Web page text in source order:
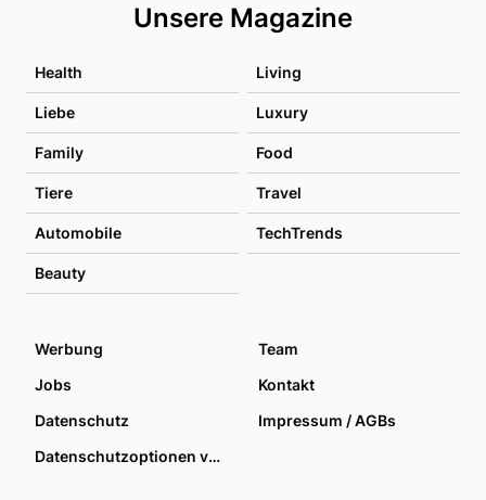
Unsere Magazine
Health Living
Liebe Luxury
Family Food
Tiere Travel
Automobile TechTrends
Beauty
Werbung
Team
Jobs
Kontakt
Datenschutz
Impressum / AGBs
Datenschutzoptionen verwalten